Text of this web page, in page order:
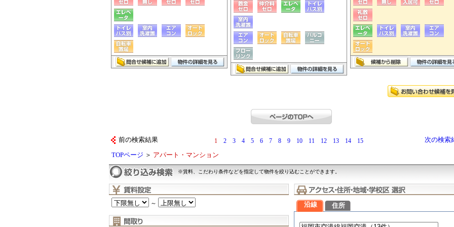
前の検索結果 1 2 3 4 5 6 7 8 9 10 11 12 13 14 15 次の検索
TOPページ ＞ アパート・マンション
※賃料、こだわり条件などを指定して物件を絞り込むことができます。
～ 沿線 住所